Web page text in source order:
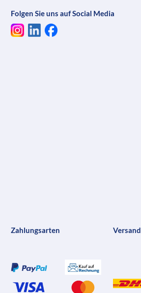
Folgen Sie uns auf Social Media
Zahlungsarten Versand